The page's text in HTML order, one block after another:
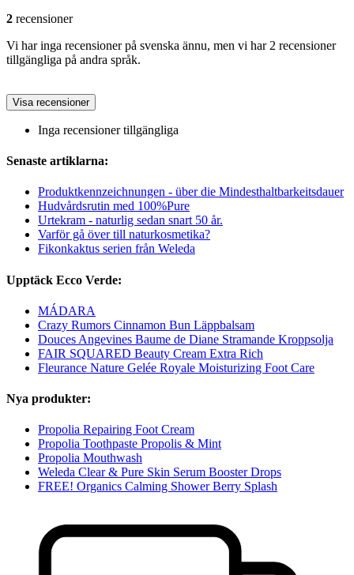
2 recensioner
Vi har inga recensioner på svenska ännu, men vi har 2 recensioner
tillgängliga på andra språk.
Visa recensioner
Inga recensioner tillgängliga
Senaste artiklarna:
Produktkennzeichnungen - über die Mindesthaltbarkeitsdauer
Hudvårdsrutin med 100%Pure
Urtekram - naturlig sedan snart 50 år.
Varför gå över till naturkosmetika?
Fikonkaktus serien från Weleda
Upptäck Ecco Verde:
MÁDARA
Crazy Rumors Cinnamon Bun Läppbalsam
Douces Angevines Baume de Diane Stramande Kroppsolja
FAIR SQUARED Beauty Cream Extra Rich
Fleurance Nature Gelée Royale Moisturizing Foot Care
Nya produkter:
Propolia Repairing Foot Cream
Propolia Toothpaste Propolis & Mint
Propolia Mouthwash
Weleda Clear & Pure Skin Serum Booster Drops
FREE! Organics Calming Shower Berry Splash